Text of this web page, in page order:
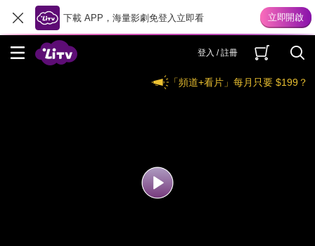
下載 APP，海量影劇免登入立即看
登入 / 註冊
「頻道+看片」每月只要 $199？